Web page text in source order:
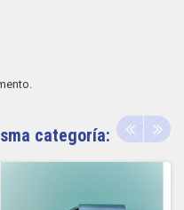
categoría: